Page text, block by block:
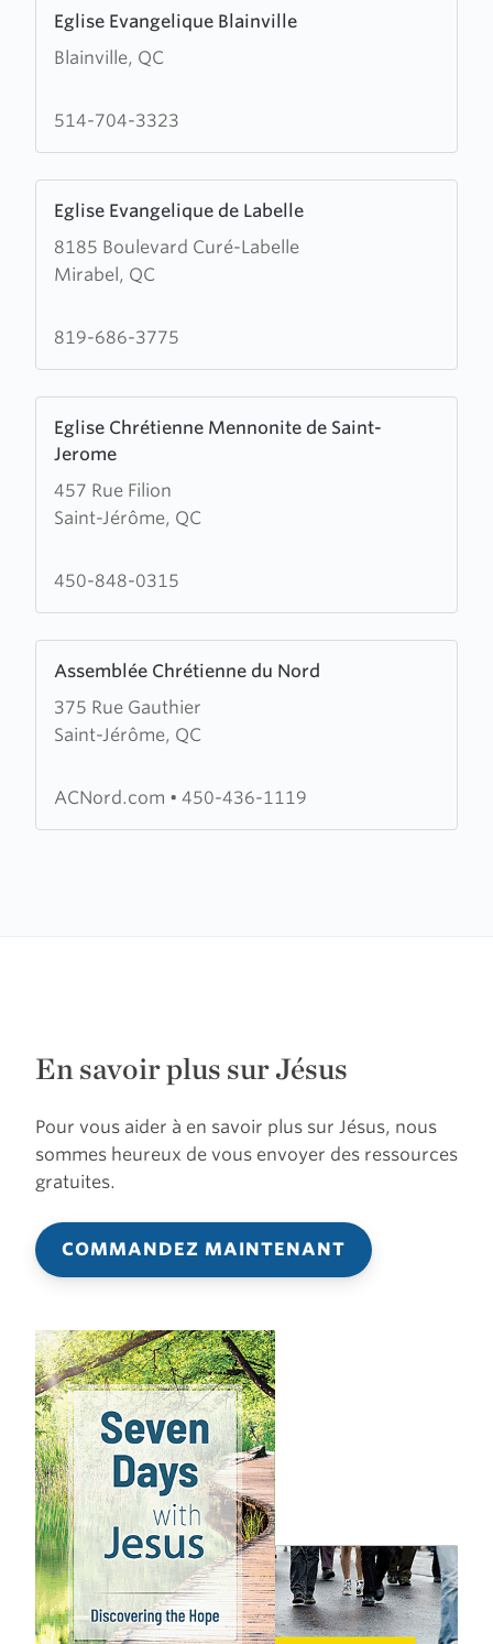
Eglise Evangelique Blainville
Blainville, QC
more
about
Evangelique
514-704-3323
Eglise Evangelique de Labelle
8185 Boulevard Curé-Labelle
Mirabel, QC
more
about
Eglise
de819-686-3775
Eglise Chrétienne Mennonite de Saint-
Jerome
457 Rue Filion
Saint-Jérôme, QC
more
about
Eglise
Chrétienne
450-848-0315
Assemblée Chrétienne du Nord
375 Rue Gauthier
Saint-Jérôme, QC
more
about
Assemblée
ACNord.com • 450-436-1119
En savoir plus sur Jésus
Pour vous aider à en savoir plus sur Jésus, nous
sommes heureux de vous envoyer des ressources
gratuites.
COMMANDEZ MAINTENANT